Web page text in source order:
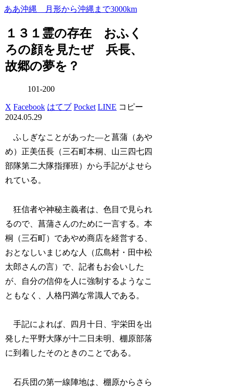
ああ沖縄 月形から沖縄まで3000km
１３１霊の存在 おふく
ろの顔を見たぜ 兵長、
故郷の夢を？
101-200
X Facebook はてブ Pocket LINE コピー
2024.05.29
ふしぎなことがあった―と菖蒲（あや
め）正美伍長（三石町本桐、山三四七四
部隊第二大隊指揮班）から手記がよせら
れている。
狂信者や神秘主義者は、色目で見られ
るので、菖蒲さんのために一言する。本
桐（三石町）であやめ商店を経営する、
おとなしいまじめな人（広島村・田中松
太郎さんの言）で、記者もお会いした
が、自分の信仰を人に強制するようなこ
ともなく、人格円満な常識人である。
手記によれば、四月十日、宇栄田を出
発した平野大隊が十二日未明、棚原部落
に到着したそのときのことである。
石兵団の第一線陣地は、棚原からさら